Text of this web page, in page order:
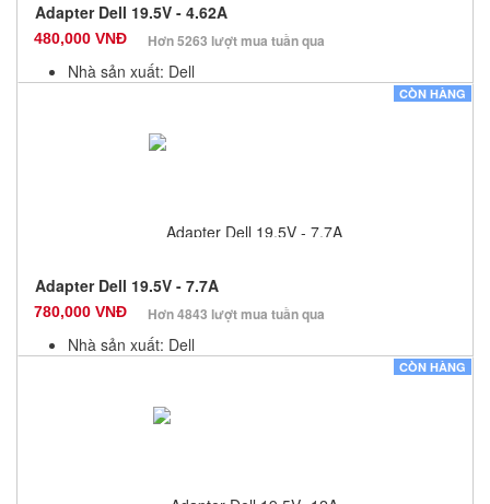
Adapter Dell 19.5V - 4.62A
480,000 VNĐ Hơn 5263 lượt mua tuần qua
Nhà sản xuất: Dell
Số lượng: 10
CÒN HÀNG
Adapter Dell 19.5V - 7.7A
780,000 VNĐ Hơn 4843 lượt mua tuần qua
Nhà sản xuất: Dell
Số lượng: 10
CÒN HÀNG